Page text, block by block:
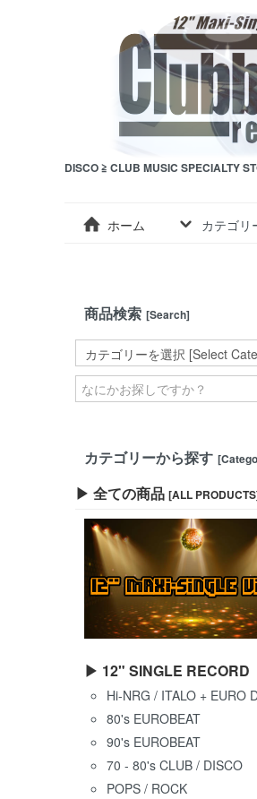
DISCO ≧ CLUB MUSIC SPECIALTY
ホーム カテゴリ
商品検索 [Search]
カテゴリーから探す
▶ 全ての商品 [ALL
▶ 12" SINGLE RECORD
Hi-NRG / ITALO + EURO
80's EUROBEAT
90's EUROBEAT
70 - 80's CLUB / DISCO
POPS / ROCK